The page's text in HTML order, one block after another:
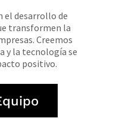
el desarrollo de
transformen la
Creemos
y la tecnología se
positivo.